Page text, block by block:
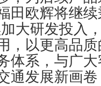
田欧辉将继
大研发投入
，以更高品
体系，与广
通发展新画